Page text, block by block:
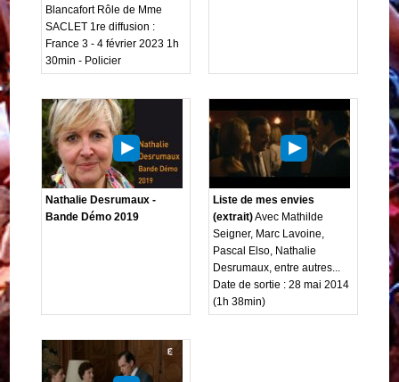
Blancafort Rôle de Mme
SACLET 1re diffusion :
France 3 - 4 février 2023 1h
30min - Policier
Nathalie Desrumaux -
Bande Démo 2019
Liste de mes envies
(extrait)Avec Mathilde
Seigner, Marc Lavoine,
Pascal Elso, Nathalie
Desrumaux, entre autres...
Date de sortie : 28 mai 2014
(1h 38min)